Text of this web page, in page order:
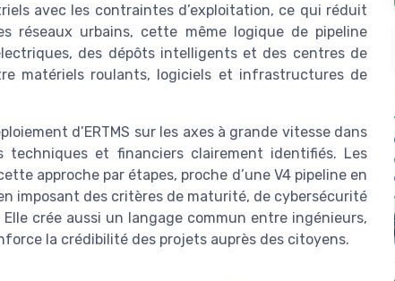
avec les contraintes d’exploitation, ce qui réduit
réseaux urbains, cette même logique de pipeline
des dépôts intelligents et des centres de
matériels roulants, logiciels et infrastructures de
d’ERTMS sur les axes à grande vitesse dans
et financiers clairement identifiés. Les
approche par étapes, proche d’une V4 pipeline en
imposant des critères de maturité, de cybersécurité
crée aussi un langage commun entre ingénieurs,
la crédibilité des projets auprès des citoyens.